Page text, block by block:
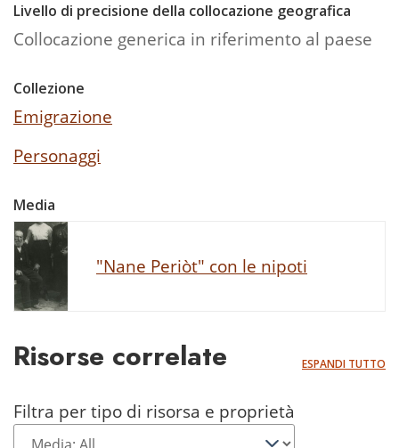
Livello di precisione della collocazione geografica
Collocazione generica in riferimento al paese
Collezione
Emigrazione
Personaggi
Media
"Nane Periòt" con le nipoti
Risorse correlate ESPANDI TUTTO
Filtra per tipo di risorsa e proprietà